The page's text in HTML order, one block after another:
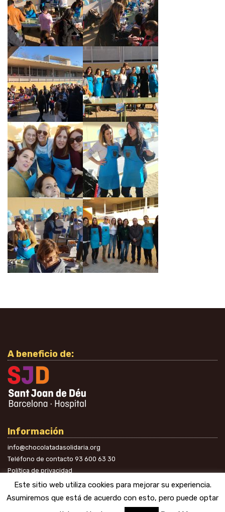
A beneficio de:
Información
info@chocolatadasolidaria.org
Teléfono de contacto 93 600 63 30
Política de privacidad
En las redes
Este sitio web utiliza cookies para mejorar su experiencia.
Asumiremos que está de acuerdo con esto, pero puede optar